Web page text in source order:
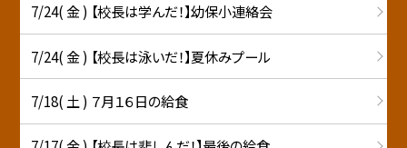
7/24( 金 ) 【校長は学んだ！】幼保小連絡会
7/24( 金 ) 【校長は泳いだ！】夏休みプール
7/18( 土 ) ７月１６日の給食